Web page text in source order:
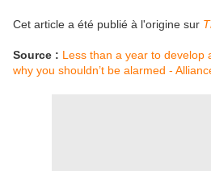
Cet article a été publié à l'origine sur
Source : Less than a year to develop
why you shouldn’t be alarmed -